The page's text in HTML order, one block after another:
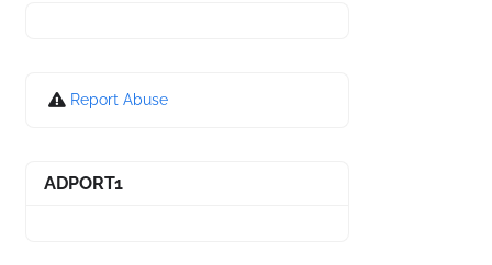
Report Abuse
ADPORT1